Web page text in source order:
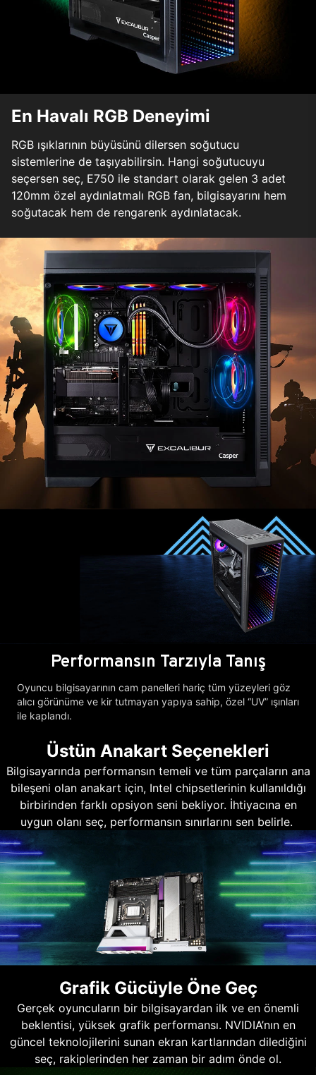
En Havalı RGB Deneyimi
RGB ışıklarının büyüsünü dilersen soğutucu
sistemlerine de taşıyabilirsin. Hangi soğutucuyu
seçersen seç, E750 ile standart olarak gelen 3 adet
120mm özel aydınlatmalı RGB fan, bilgisayarını hem
soğutacak hem de rengarenk aydınlatacak.
Performansın Tarzıyla Tanış
Oyuncu bilgisayarının cam panelleri hariç tüm yüzeyleri göz
alıcı görünüme ve kir tutmayan yapıya sahip, özel “UV” ışınları
ile kaplandı.
Üstün Anakart Seçenekleri
Bilgisayarında performansın temeli ve tüm parçaların ana
bileşeni olan anakart için, Intel chipsetlerinin kullanıldığı
birbirinden farklı opsiyon seni bekliyor. İhtiyacına en
uygun olanı seç, performansın sınırlarını sen belirle.
Grafik Gücüyle Öne Geç
Gerçek oyuncuların bir bilgisayardan ilk ve en önemli
beklentisi, yüksek grafik performansı. NVIDIA’nın en
güncel teknolojilerini sunan ekran kartlarından dilediğini
seç, rakiplerinden her zaman bir adım önde ol.